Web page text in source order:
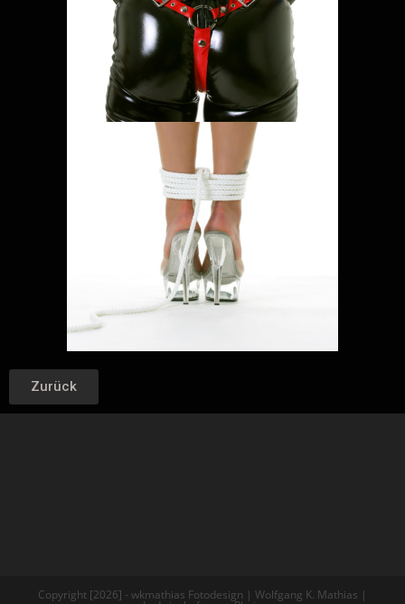
Zurück
Copyright [2026] - wkmathias Fotodesign | Wolfgang K. Mathias |